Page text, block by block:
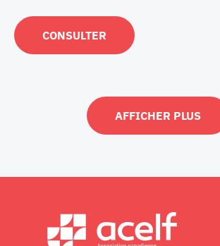
CONSULTER
AFFICHER PLUS